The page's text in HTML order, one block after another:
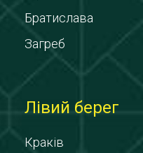
Братислава
Загреб
Лівий берег
Краків